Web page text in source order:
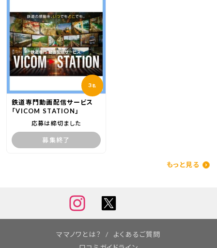
3名
鉄道専門動画配信サービス
「VICOM STATION」
応募は締切ました
募集終了
もっと見る
ママノワとは？
よくあるご質問